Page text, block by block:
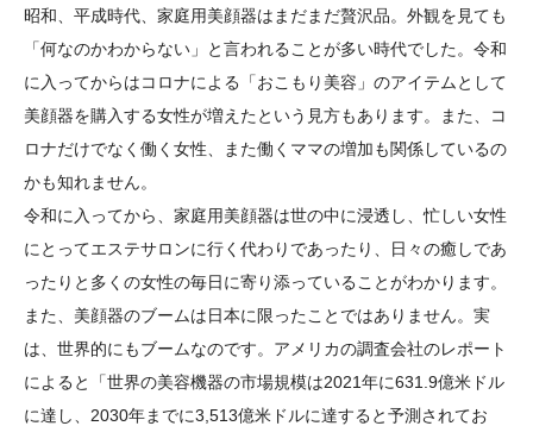
昭和、平成時代、家庭用美顔器はまだまだ贅沢品。外観を見ても
「何なのかわからない」と言われることが多い時代でした。令和
に入ってからはコロナによる「おこもり美容」のアイテムとして
美顔器を購入する女性が増えたという見方もあります。また、コ
ロナだけでなく働く女性、また働くママの増加も関係しているの
かも知れません。
令和に入ってから、家庭用美顔器は世の中に浸透し、忙しい女性
にとってエステサロンに行く代わりであったり、日々の癒しであ
ったりと多くの女性の毎日に寄り添っていることがわかります。
また、美顔器のブームは日本に限ったことではありません。実
は、世界的にもブームなのです。アメリカの調査会社のレポート
によると「世界の美容機器の市場規模は2021年に631.9億米ドル
に達し、2030年までに3,513億米ドルに達すると予測されてお